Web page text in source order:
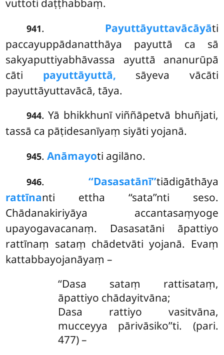
vuttoti daṭṭhabbaṃ.
941. Payuttāyuttavācāyāti
paccayuppādanatthāya payuttā ca sā
sakyaputtiyabhāvassa ayuttā ananurūpā
cāti payuttāyuttā, sāyeva vācāti
payuttāyuttavācā, tāya.
944. Yā bhikkhunī viññāpetvā bhuñjati,
tassā ca pāṭidesanīyaṃ siyāti yojanā.
945.Anāmayoti agilāno.
946. ‘‘Dasasatānī’’tiādigāthāya
rattīnanti ettha ‘‘sata’’nti seso.
Chādanakiriyāya accantasaṃyoge
upayogavacanaṃ. Dasasatāni āpattiyo
rattīnaṃ sataṃ chādetvāti yojanā. Evaṃ
kattabbayojanāyaṃ –
‘‘Dasa sataṃ rattisataṃ,
āpattiyo chādayitvāna;
Dasa rattiyo vasitvāna,
mucceyya pārivāsiko’’ti. (pari.
477) –